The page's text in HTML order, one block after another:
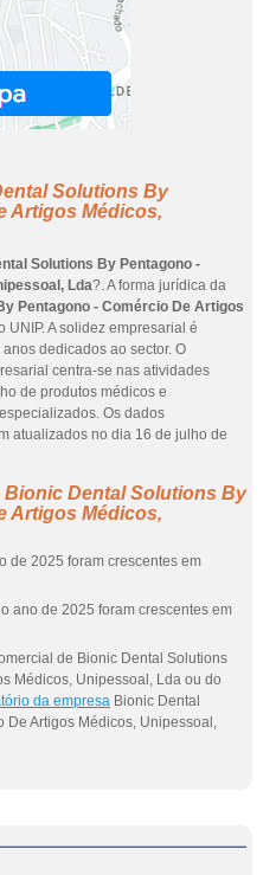
Solutions By
Artigos Médicos,
Solutions By Pentagono -
Lda?. A forma jurídica da
Pentagono - Comércio De Artigos
UNIP. A solidez empresarial é
dedicados ao sector. O
centra-se nas atividades
de produtos médicos e
Os dados
atualizados no dia 16 de julho de
Dental Solutions By
Artigos Médicos,
de 2025 foram crescentes em
ano de 2025 foram crescentes em
de Bionic Dental Solutions
Médicos, Unipessoal, Lda ou do
da empresa Bionic Dental
De Artigos Médicos, Unipessoal,